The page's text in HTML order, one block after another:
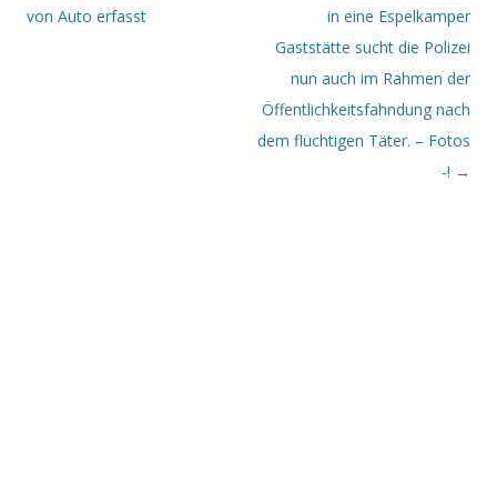
von Auto erfasst
in eine Espelkamper
Gaststätte sucht die Polizei
nun auch im Rahmen der
Öffentlichkeitsfahndung nach
dem flüchtigen Täter. – Fotos
-! →